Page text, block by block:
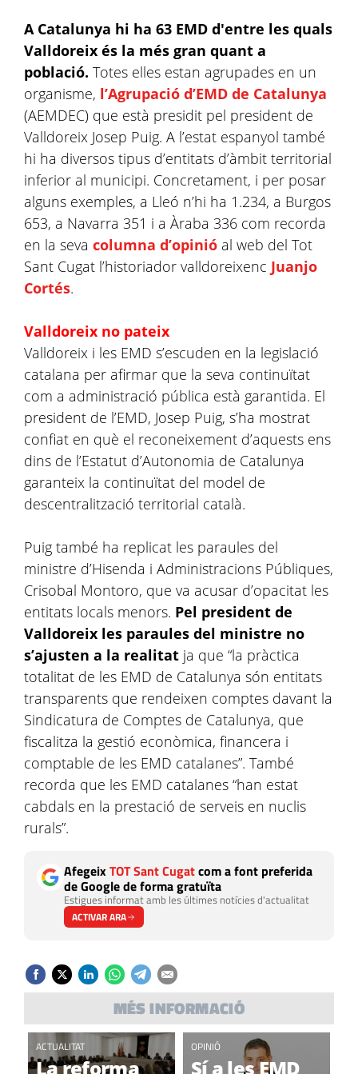
A Catalunya hi ha 63 EMD d'entre les quals
Valldoreix és la més gran quant a
població. Totes elles estan agrupades en un
organisme, l’Agrupació d’EMD de Catalunya
(AEMDEC) que està presidit pel president de
Valldoreix Josep Puig. A l’estat espanyol també
hi ha diversos tipus d’entitats d’àmbit territorial
inferior al municipi. Concretament, i per posar
alguns exemples, a Lleó n’hi ha 1.234, a Burgos
653, a Navarra 351 i a Àraba 336 com recorda
en la seva columna d’opinió al web del Tot
Sant Cugat l’historiador valldoreixenc Juanjo
Cortés.
Valldoreix no pateix
Valldoreix i les EMD s’escuden en la legislació
catalana per afirmar que la seva continuïtat
com a administració pública està garantida. El
president de l’EMD, Josep Puig, s’ha mostrat
confiat en què el reconeixement d’aquests ens
dins de l’Estatut d’Autonomia de Catalunya
garanteix la continuïtat del model de
descentralització territorial català.
Puig també ha replicat les paraules del
ministre d’Hisenda i Administracions Públiques,
Crisobal Montoro, que va acusar d’opacitat les
entitats locals menors. Pel president de
Valldoreix les paraules del ministre no
s’ajusten a la realitat ja que “la pràctica
totalitat de les EMD de Catalunya són entitats
transparents que rendeixen comptes davant la
Sindicatura de Comptes de Catalunya, que
fiscalitza la gestió econòmica, financera i
comptable de les EMD catalanes”. També
recorda que les EMD catalanes “han estat
cabdals en la prestació de serveis en nuclis
rurals”.
AfegeixTOT Sant Cugatcom a font preferida
de Google de forma gratuïta
Estigues informat amb les últimes notícies d'actualitat
ACTIVAR ARA
MÉS INFORMACIÓ
ACTUALITAT
La reforma
OPINIÓ
Sí a les EMD